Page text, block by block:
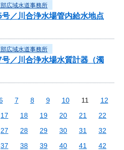
広域水道事務所
号／川合浄水場管内給水地点
広域水道事務所
号／川合浄水場水質計器（濁
7 8 9 10 11
12
17 18 19 20 21
22
27 28 29 30 31
32
37 38 39 40 41
42